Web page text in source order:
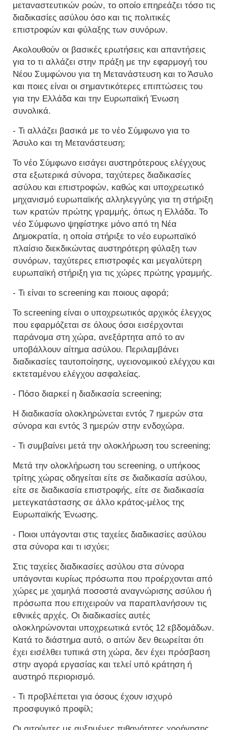
μεταναστευτικών ροών, το οποίο επηρεάζει τόσο τις
διαδικασίες ασύλου όσο και τις πολιτικές
επιστροφών και φύλαξης των συνόρων.
Ακολουθούν οι βασικές ερωτήσεις και απαντήσεις
για το τι αλλάζει στην πράξη με την εφαρμογή του
Νέου Συμφώνου για τη Μετανάστευση και το Άσυλο
και ποιες είναι οι σημαντικότερες επιπτώσεις του
για την Ελλάδα και την Ευρωπαϊκή Ένωση
συνολικά.
- Τι αλλάζει βασικά με το νέο Σύμφωνο για το
Άσυλο και τη Μετανάστευση;
Το νέο Σύμφωνο εισάγει αυστηρότερους ελέγχους
στα εξωτερικά σύνορα, ταχύτερες διαδικασίες
ασύλου και επιστροφών, καθώς και υποχρεωτικό
μηχανισμό ευρωπαϊκής αλληλεγγύης για τη στήριξη
των κρατών πρώτης γραμμής, όπως η Ελλάδα. Το
νέο Σύμφωνο ψηφίστηκε μόνο από τη Νέα
Δημοκρατία, η οποία στήριξε το νέο ευρωπαϊκό
πλαίσιο διεκδικώντας αυστηρότερη φύλαξη των
συνόρων, ταχύτερες επιστροφές και μεγαλύτερη
ευρωπαϊκή στήριξη για τις χώρες πρώτης γραμμής.
- Τι είναι το screening και ποιους αφορά;
Το screening είναι ο υποχρεωτικός αρχικός έλεγχος
που εφαρμόζεται σε όλους όσοι εισέρχονται
παράνομα στη χώρα, ανεξάρτητα από το αν
υποβάλλουν αίτημα ασύλου. Περιλαμβάνει
διαδικασίες ταυτοποίησης, υγειονομικού ελέγχου και
εκτεταμένου ελέγχου ασφαλείας.
- Πόσο διαρκεί η διαδικασία screening;
Η διαδικασία ολοκληρώνεται εντός 7 ημερών στα
σύνορα και εντός 3 ημερών στην ενδοχώρα.
- Τι συμβαίνει μετά την ολοκλήρωση του screening;
Μετά την ολοκλήρωση του screening, ο υπήκοος
τρίτης χώρας οδηγείται είτε σε διαδικασία ασύλου,
είτε σε διαδικασία επιστροφής, είτε σε διαδικασία
μετεγκατάστασης σε άλλο κράτος-μέλος της
Ευρωπαϊκής Ένωσης.
- Ποιοι υπάγονται στις ταχείες διαδικασίες ασύλου
στα σύνορα και τι ισχύει;
Στις ταχείες διαδικασίες ασύλου στα σύνορα
υπάγονται κυρίως πρόσωπα που προέρχονται από
χώρες με χαμηλά ποσοστά αναγνώρισης ασύλου ή
πρόσωπα που επιχειρούν να παραπλανήσουν τις
εθνικές αρχές. Οι διαδικασίες αυτές
ολοκληρώνονται υποχρεωτικά εντός 12 εβδομάδων.
Κατά το διάστημα αυτό, ο αιτών δεν θεωρείται ότι
έχει εισέλθει τυπικά στη χώρα, δεν έχει πρόσβαση
στην αγορά εργασίας και τελεί υπό κράτηση ή
αυστηρό περιορισμό.
- Τι προβλέπεται για όσους έχουν ισχυρό
προσφυγικό προφίλ;